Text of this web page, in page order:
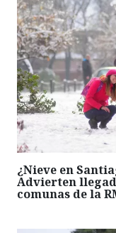
¿Nieve en
Advierten
comunas de la